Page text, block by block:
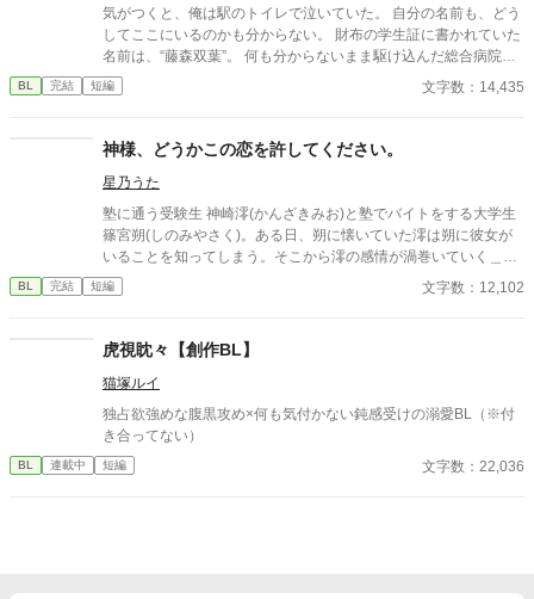
気がつくと、俺は駅のトイレで泣いていた。 自分の名前も、どう
してここにいるのかも分からない。 財布の学生証に書かれていた
名前は、“藤森双葉”。 何も分からないまま駆け込んだ総合病院
で、混乱する俺に声をかけてくれたのは、優しい笑顔の精神科
医・松村和樹だった。 「大丈夫ですよ」 そう言って、否定せず、
憶の奥には、思い出したくない“何か”があるようで――。 記憶を
失った大学生と、穏やかな精神科医の、静かな救済の話。 ※第一
部完結済 双葉の“失われた時間”については、まだ何も分かってい
ない。 続きを書くとしたら、また彼らの日々をかけたらと思って
います。 もしこの先も見守りたいと思っていただけたら、とても
嬉しいです。
BL 完結 短編 文字数：14,435
神様、どうかこの恋を許してください。
星乃うた
塾に通う受験生 神崎澪(かんざきみお)と塾でバイトをする大学生
篠宮朔(しのみやさく)。ある日、朔に懐いていた澪は朔に彼女が
いることを知ってしまう。そこから澪の感情が渦巻いていく＿＿
＿＿＿＿＿＿
BL 完結 短編 文字数：12,102
虎視眈々【創作BL】
猫塚ルイ
独占欲強めな腹黒攻め×何も気付かない鈍感受けの溺愛BL（※付
き合ってない）
BL 連載中 短編 文字数：22,036